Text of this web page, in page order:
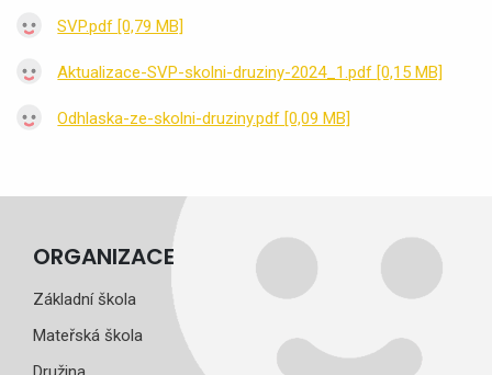
SVP.pdf [0,79 MB]
Aktualizace-SVP-skolni-druziny-2024_1.pdf [0,15 MB]
Odhlaska-ze-skolni-druziny.pdf [0,09 MB]
ORGANIZACE
Základní škola
Mateřská škola